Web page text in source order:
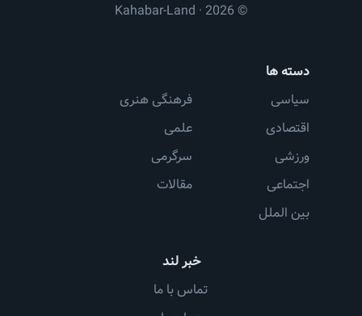
خبر لند
تماس با ما
دسته ها
سیاسی
اقتصادی
ورزشی
اجتماعی
بین الملل
فرهنگی هنری
علمی
سرگرمی
مقالات
© 2026 · Kahabar-Land